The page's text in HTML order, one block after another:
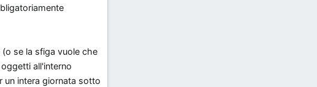
se la sfiga vuole che
all'interno
un intera giornata sotto